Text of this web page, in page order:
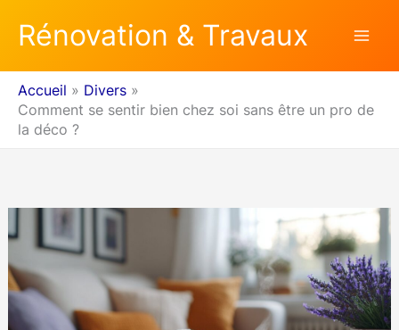
Rénovation & Travaux
Accueil
Divers
Comment se sentir bien chez soi sans être un pro de
la déco ?